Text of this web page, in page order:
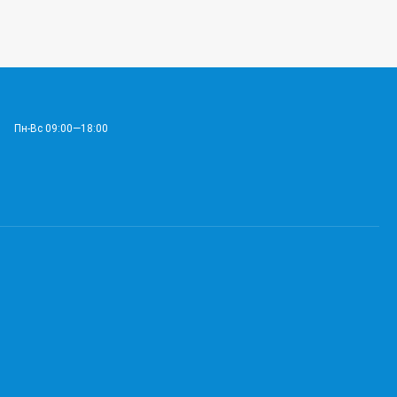
Пн-Вс 09:00—18:00